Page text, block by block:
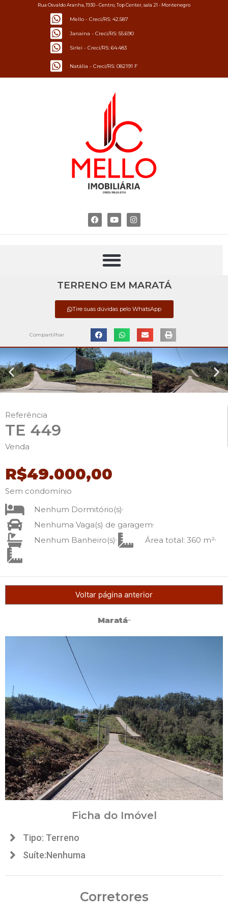
Rua Osvaldo Aranha, 1930 - Centro, Top Center, sala 21 - Montenegro
Mello - Creci/RS: 42.587
Janaina - Creci/RS: 55.690
Sirlei - Creci/RS: 64.483
Natália - Creci/RS: 082191 F
TERRENO EM MARATÁ
Tire suas dúvidas pelo WhatsApp
Compartilhar
Referência
TE 449
Venda
R$49.000,00
Sem condomínio
Nenhum Dormitório(s)
Nenhuma Vaga(s) de garagem
Nenhum Banheiro(s)
Área total: 360 m²
Voltar página anterior
Maratá
Ficha do Imóvel
Tipo: Terreno
Suíte:Nenhuma
Corretores